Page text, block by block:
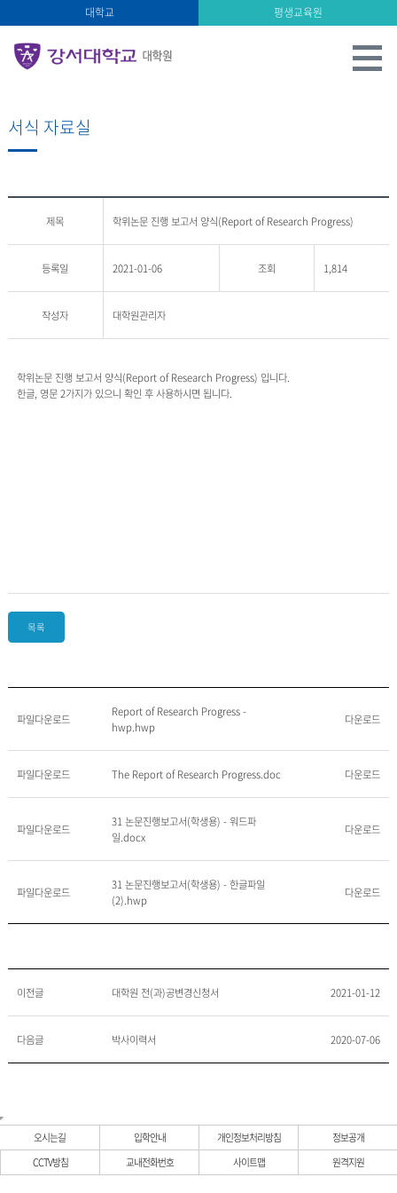
대학교 평생교육원
서식 자료실
제목 학위논문 진행 보고서 양식(Report of Research Progress)
등록일 2021-01-06 조회 1,814
작성자 대학원관리자
학위논문 진행 보고서 양식(Report of Research Progress) 입니다.
한글, 영문 2가지가 있으니 확인 후 사용하시면 됩니다.
목록
파일다운로드
Report of Research Progress -
hwp.hwp
다운로드
파일다운로드 The Report of Research Progress.doc 다운로드
파일다운로드
31 논문진행보고서(학생용) - 워드파
일.docx
다운로드
파일다운로드
31 논문진행보고서(학생용) - 한글파일
(2).hwp
다운로드
이전글 대학원 전(과)공변경신청서 2021-01-12
다음글 박사이력서 2020-07-06
오시는길 입학안내 개인정보처리방침
정보공개
CCTV방침
교내전화번호 사이트맵 원격지원